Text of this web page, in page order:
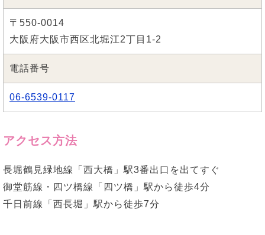
〒550-0014
大阪府大阪市西区北堀江2丁目1-2
電話番号
06-6539-0117
アクセス方法
長堀鶴見緑地線「西大橋」駅3番出口を出てすぐ
御堂筋線・四ツ橋線「四ツ橋」駅から徒歩4分
千日前線「西長堀」駅から徒歩7分